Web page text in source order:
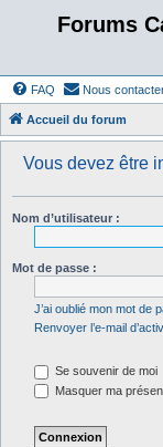
Forums
FAQ Nous
Accueil du forum
Vous devez être
Nom d’utilisateur :
Mot de passe :
J’ai oublié mon mot de
Renvoyer l’e-mail
Se souvenir de moi
Masquer ma